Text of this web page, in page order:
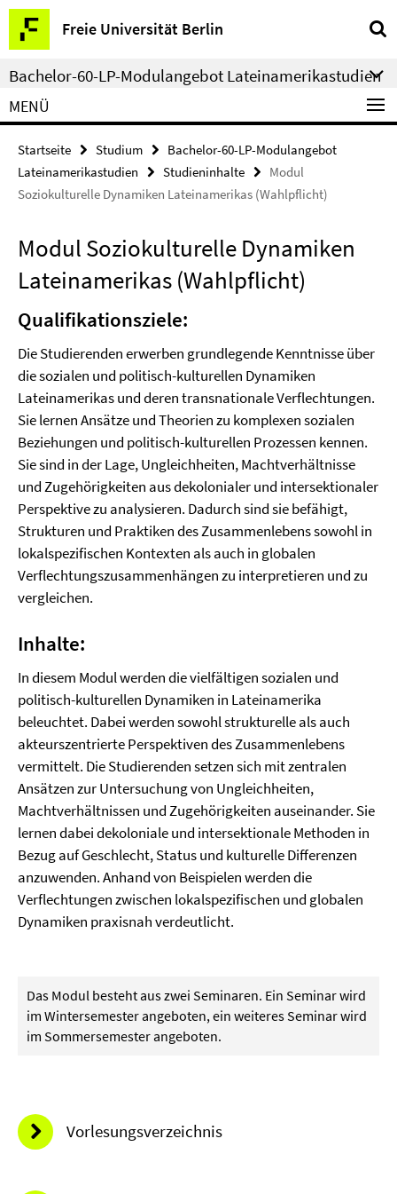
Springe
direkt
zu
Inhalt
Freie Universität Berlin
Service-
Navigation
Bachelor-60-LP-Modulangebot Lateinamerikastudien
MENÜ
Startseite Studium
Bachelor-60-LP-Modulangebot
Lateinamerikastudien
Studieninhalte
Modul
Soziokulturelle Dynamiken Lateinamerikas (Wahlpflicht)
Modul Soziokulturelle Dynamiken
Lateinamerikas (Wahlpflicht)
Qualifikationsziele:
Die Studierenden erwerben grundlegende Kenntnisse über
die sozialen und politisch-kulturellen Dynamiken
Lateinamerikas und deren transnationale Verflechtungen.
Sie lernen Ansätze und Theorien zu komplexen sozialen
Beziehungen und politisch-kulturellen Prozessen kennen.
Sie sind in der Lage, Ungleichheiten, Machtverhältnisse
und Zugehörigkeiten aus dekolonialer und intersektionaler
Perspektive zu analysieren. Dadurch sind sie befähigt,
Strukturen und Praktiken des Zusammenlebens sowohl in
lokalspezifischen Kontexten als auch in globalen
Verflechtungs­zusammen­hängen zu interpretieren und zu
vergleichen.
Inhalte:
In diesem Modul werden die vielfältigen sozialen und
politisch-kulturellen Dynamiken in Lateinamerika
beleuchtet. Dabei werden sowohl strukturelle als auch
akteurszentrierte Perspektiven des Zusammenlebens
vermittelt. Die Studierenden setzen sich mit zentralen
Ansätzen zur Untersuchung von Ungleichheiten,
Machtverhältnissen und Zuge­hörigkeiten auseinander. Sie
lernen dabei dekoloniale und intersektionale Methoden in
Bezug auf Geschlecht, Status und kulturelle Differenzen
anzuwenden. Anhand von Beispielen werden die
Verflechtungen zwischen lokalspezifischen und globalen
Dynamiken praxisnah verdeutlicht.
Das Modul besteht aus zwei Seminaren. Ein Seminar wird
im Wintersemester angeboten, ein weiteres Seminar wird
im Sommersemester angeboten.
Vorlesungsverzeichnis